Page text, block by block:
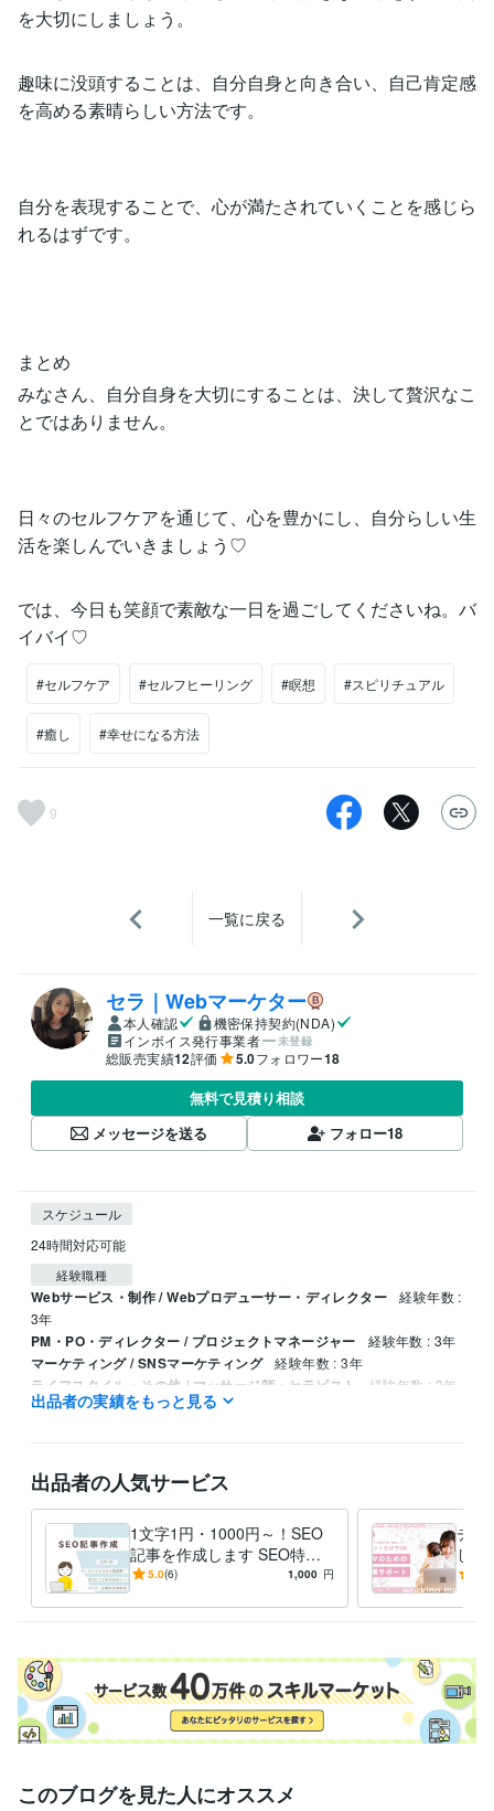
を大切にしましょう。
趣味に没頭することは、自分自身と向き合い、自己肯定感
を高める素晴らしい方法です。
自分を表現することで、心が満たされていくことを感じら
れるはずです。
まとめ
みなさん、自分自身を大切にすることは、決して贅沢なこ
とではありません。
日々のセルフケアを通じて、心を豊かにし、自分らしい生
活を楽しんでいきましょう♡
では、今日も笑顔で素敵な一日を過ごしてくださいね。バ
イバイ♡
#セルフケア #セルフヒーリング #瞑想 #スピリチュアル
#癒し #幸せになる方法
9
一覧に戻る
セラ｜Webマーケター
本人確認
機密保持契約(NDA)
インボイス発行事業者
未登録
総販売実績12評価 5.0フォロワー18
無料で見積り相談
メッセージを送る
フォロー18
スケジュール
24時間対応可能
経験職種
Webサービス・制作 / Webプロデューサー・ディレクター
経験年数 :
3年
PM・PO・ディレクター / プロジェクトマネージャー 経験年数 : 3年
マーケティング / SNSマーケティング 経験年数 : 3年
ライフスタイル・その他 / マッサージ師・セラピスト 経験年数 : 3年
ライフスタイル・その他 / アドバイザー
出品者の実績をもっと見る
出品者の人気サービス
1文字1円・1000円～！SEO
記事を作成します SEO特化
の高品質なブログ記事・企業
5.0(6) 1,000 円
チャ
し
軽に
このブログを見た人にオススメ